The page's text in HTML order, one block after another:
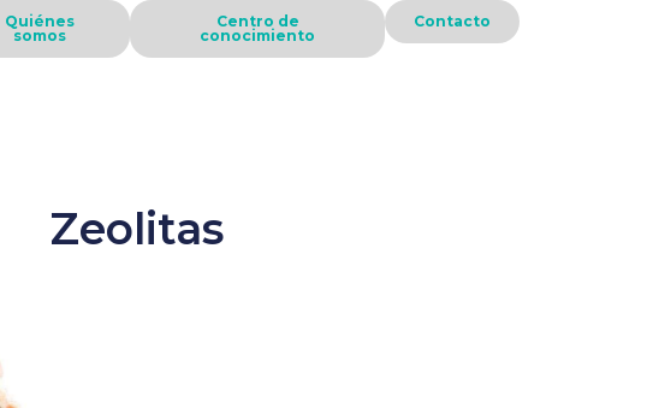
Quiénes
somos
Centro de
conocimiento
Contacto
Zeolitas